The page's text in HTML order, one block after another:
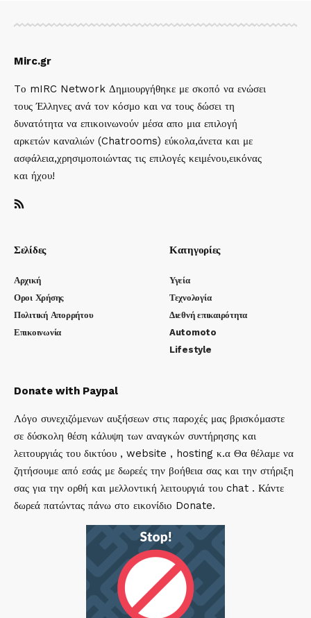
Mirc.gr
Tο mIRC Network Δημιουργήθηκε με σκοπό να ενώσει
τους Έλληνες ανά τον κόσμο και να τους δώσει τη
δυνατότητα να επικοινωνούν μέσα απο μια επιλογή
αρκετών καναλιών (Chatrooms) εύκολα,άνετα και με
ασφάλεια,χρησιμοποιώντας τις επιλογές κειμένου,εικόνας
και ήχου!
Σελίδες
Αρχική
Οροι Χρήσης
Πολιτική Απορρήτου
Επικοινωνία
Κατηγορίες
Υγεία
Τεχνολογία
Διεθνή επικαιρότητα
Automoto
Lifestyle
Donate with Paypal
Λόγο συνεχιζόμενων αυξήσεων στις παροχές μας βρισκόμαστε
σε δύσκολη θέση κάλυψη των αναγκών συντήρησης και
λειτουργιάς του δικτύου , website , hosting κ.α Θα θέλαμε να
ζητήσουμε από εσάς με δωρεές την βοήθεια σας και την στήριξη
σας για την ορθή και μελλοντική λειτουργιά του chat . Κάντε
δωρεά πατώντας πάνω στο εικονίδιο Donate.